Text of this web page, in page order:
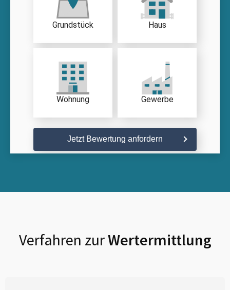
Grundstück Haus
Wohnung Gewerbe
Jetzt Bewertung anfordern
Verfahren zurWertermittlung